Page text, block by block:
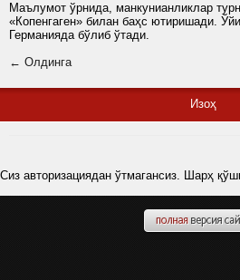
Маълумот ўрнида, манкунианликлар
«Копенгаген» билан баҳс ютиришади.
Германияда бўлиб ўтади.
← Олдинга
Изоҳ
Сиз авторизациядан ўтмагансиз. Шарҳ